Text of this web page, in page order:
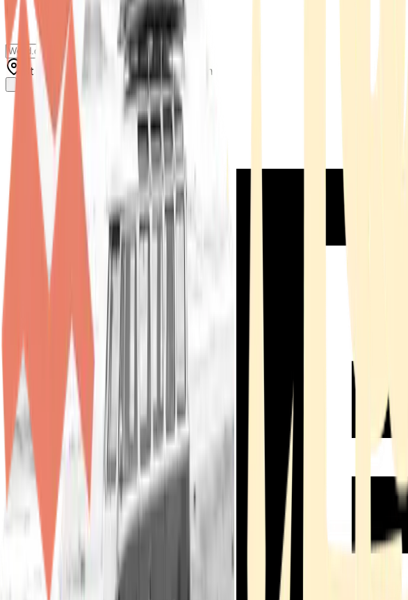
Standort wählen Versandart wählen